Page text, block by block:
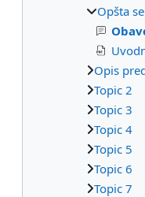
Opšta
Opis
Topic 2
Topic 3
Topic 4
Topic 5
Topic 6
Topic 7